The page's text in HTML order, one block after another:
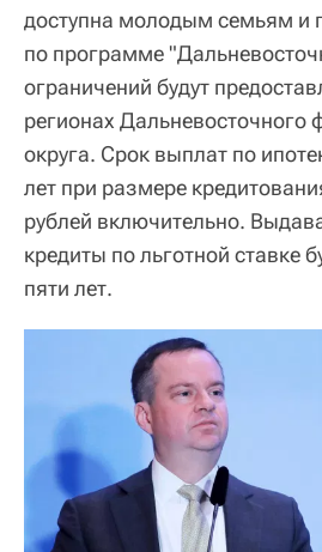
доступна молодым семьям и
по программе
ограничений будут
регионах Дальневосточного
округа. Срок выплат по
лет при размере
рублей включительно.
кредиты по льготной ставке
пяти лет.